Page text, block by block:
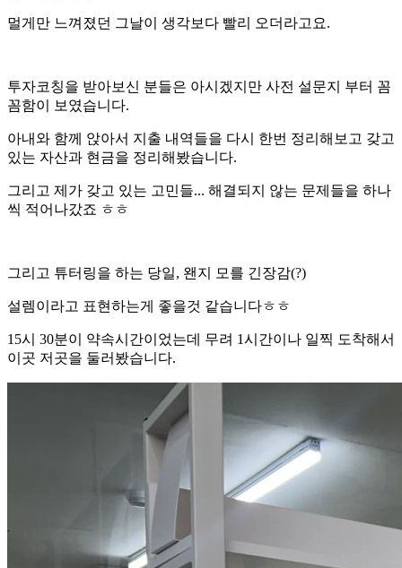
멀게만 느껴졌던 그날이 생각보다 빨리 오더라고요.
투자코칭을 받아보신 분들은 아시겠지만 사전 설문지 부터 꼼
꼼함이 보였습니다.
아내와 함께 앉아서 지출 내역들을 다시 한번 정리해보고 갖고
있는 자산과 현금을 정리해봤습니다.
그리고 제가 갖고 있는 고민들... 해결되지 않는 문제들을 하나
씩 적어나갔죠 ㅎㅎ
그리고 튜터링을 하는 당일, 왠지 모를 긴장감(?)
설렘이라고 표현하는게 좋을것 같습니다ㅎㅎ
15시 30분이 약속시간이었는데 무려 1시간이나 일찍 도착해서
이곳 저곳을 둘러봤습니다.